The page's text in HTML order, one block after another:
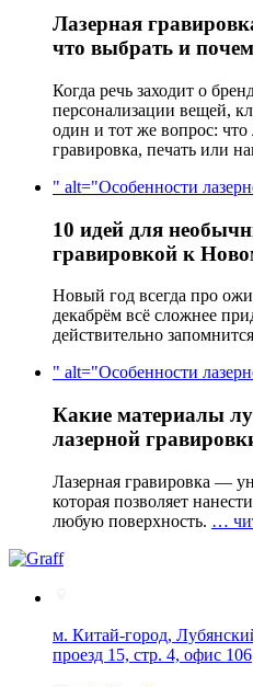
Лазерная
что выбрать и
Когда речь заходит о
персонализации вещей,
один и тот же вопрос:
гравировка, печать или
" alt="Особенности
10 идей для
гравировкой к
Новый год всегда про
декабрём всё сложнее
действительно
" alt="Особенности
Какие материалы
лазерной
Лазерная гравировка —
которая позволяет
любую поверхность. …
м. Китай-город,
проезд 15, стр. 4, офис 106